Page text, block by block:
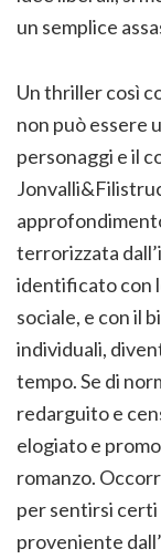
un semplice
Un thriller così
non può essere
personaggi e il
terrorizzata
identificato con
sociale, e con il
individuali,
tempo. Se di
redarguito e
elogiato e
romanzo.
per sentirsi
proveniente